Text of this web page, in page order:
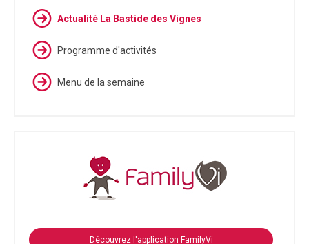
Actualité La Bastide des Vignes
Programme d'activités
Menu de la semaine
Découvrez l'application FamilyVi